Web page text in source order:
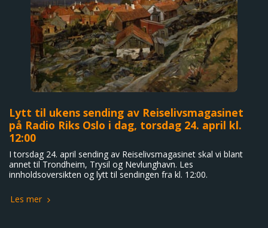
Lytt til ukens sending av Reiselivsmagasinet
på Radio Riks Oslo i dag, torsdag 24. april kl.
12:00
I torsdag 24. april sending av Reiselivsmagasinet skal vi blant
annet til Trondheim, Trysil og Nevlunghavn. Les
innholdsoversikten og lytt til sendingen fra kl. 12:00.
Les mer